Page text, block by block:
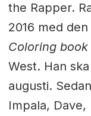
the Rapper.
2016 med
Coloring book
West. Han
augusti.
Impala, Dave,